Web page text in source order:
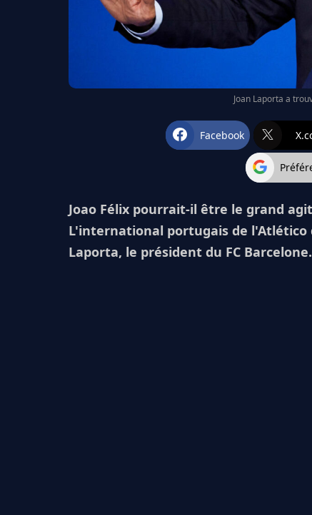
Joan Laporta a
Facebook
Joao Félix pourrait-il être le grand
L'international portugais de
Laporta, le président du FC Barcelone.